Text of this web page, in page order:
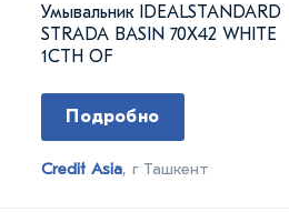
Умывальник IDEALSTANDARD
STRADA BASIN 70X42 WHITE
1CTH OF
Подробно
Credit Asia, г Ташкент